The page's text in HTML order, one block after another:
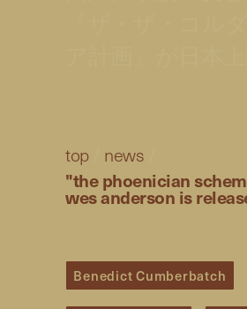
top/ news
"the phoenician
wes anderson is
Benedict Cumberbatch